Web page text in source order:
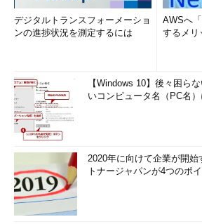
デジタルトランスフォーメーショ
ンの進捗状況を測定するには
AWSへ
するメリ
【Windows 10】後々困ら
いコンピュータ名（PC名
2020年に向けて企業が開
トナージャパンが4つのポ